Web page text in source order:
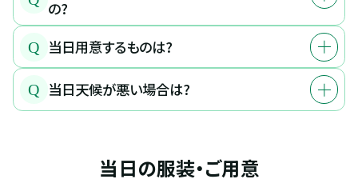
の?
Q 当日用意するものは?
Q 当日天候が悪い場合は?
当日の服装・ご用意